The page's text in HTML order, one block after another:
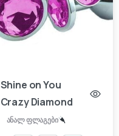
Shine on You
Crazy Diamond
ანალ ფლაგები